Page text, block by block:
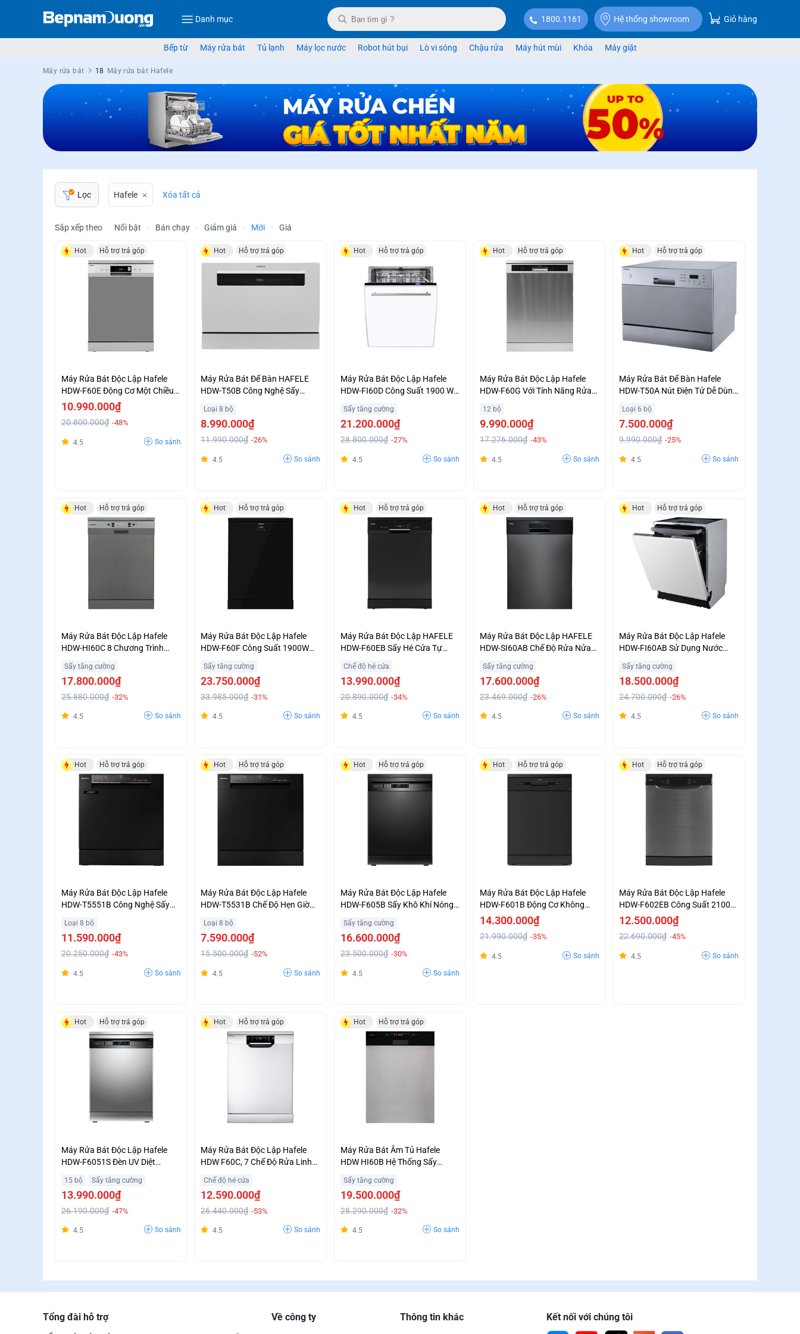
Danh mục 1800.1161 Hệ thống showroom Giỏ hàng
Bếp từ Máy rửa bát Tủ lạnh Máy lọc nước Robot hút bụi Lò vi sóng Chậu rửa Máy hút mùi Khóa Máy giặt
Máy rửa bát 18 Máy rửa bát Hafele
Lọc Hafele Xóa tất cả
Sắp xếp theo Nổi bật Bán chạy Giảm giá Mới Giá
Hot Hỗ trợ trả góp
Máy Rửa Bát Độc Lập Hafele
HDW-F60E Động Cơ Một Chiều
Không Chổi Than Tiết Kiệm
Năng Lượng Giá Tốt
10.990.000₫
20.800.000₫ -48%
4.5 So sánh
Hot Hỗ trợ trả góp
Máy Rửa Bát Để Bàn HAFELE
HDW-T50B Công Nghệ Sấy
Khuyến Mại Đặc Biệt
Loại 8 bộ
8.990.000₫
11.990.000₫ -26%
4.5 So sánh
Hot Hỗ trợ trả góp
Máy Rửa Bát Độc Lập Hafele
HDW-FI60D Công Suất 1900 W
Sấy tăng cường
21.200.000₫
28.800.000₫ -27%
4.5 So sánh
Hot Hỗ trợ trả góp
Máy Rửa Bát Độc Lập Hafele
HDW-F60G Với Tính Năng Rửa
12 bộ
9.990.000₫
17.276.000₫ -43%
4.5 So sánh
Hot Hỗ trợ trả góp
Máy Rửa Bát Để Bàn Hafele
HDW-T50A Nút Điện Tử Dễ Dùng
Loại 6 bộ
7.500.000₫
9.990.000₫ -25%
4.5 So sánh
Hot Hỗ trợ trả góp
Máy Rửa Bát Độc Lập Hafele
HDW-HI60C 8 Chương Trình
Sấy tăng cường
17.800.000₫
25.880.000₫ -32%
4.5 So sánh
Hot Hỗ trợ trả góp
Máy Rửa Bát Độc Lập Hafele
HDW-F60F Công Suất 1900W
Sấy tăng cường
23.750.000₫
33.985.000₫ -31%
4.5 So sánh
Hot Hỗ trợ trả góp
Máy Rửa Bát Độc Lập HAFELE
HDW-F60EB Sấy Hé Cửa Tự
Chế độ hé cửa
13.990.000₫
20.890.000₫ -34%
4.5 So sánh
Hot Hỗ trợ trả góp
Máy Rửa Bát Độc Lập HAFELE
HDW-SI60AB Chế Độ Rửa Nửa
Sấy tăng cường
17.600.000₫
23.469.000₫ -26%
4.5 So sánh
Hot Hỗ trợ trả góp
Máy Rửa Bát Độc Lập Hafele
HDW-FI60AB Sử Dụng Nước
Sấy tăng cường
18.500.000₫
24.700.000₫ -26%
4.5 So sánh
Hot Hỗ trợ trả góp
Máy Rửa Bát Độc Lập Hafele
HDW-T5551B Công Nghệ Sấy
0%
Loại 8 bộ
11.590.000₫
20.250.000₫ -43%
4.5 So sánh
Hot Hỗ trợ trả góp
Máy Rửa Bát Độc Lập Hafele
HDW-T5531B Chế Độ Hẹn Giờ
Loại 8 bộ
7.590.000₫
15.500.000₫ -52%
4.5 So sánh
Hot Hỗ trợ trả góp
Máy Rửa Bát Độc Lập Hafele
HDW-F605B Sấy Khô Khí Nóng
Biệt
Sấy tăng cường
16.600.000₫
23.500.000₫ -30%
4.5 So sánh
Hot Hỗ trợ trả góp
Máy Rửa Bát Độc Lập Hafele
HDW-F601B Động Cơ Không
Chổi Than Tiết Kiệm Năng
Lượng Giá Ưu Đãi
14.300.000₫
21.990.000₫ -35%
4.5 So sánh
Hot Hỗ trợ trả góp
Máy Rửa Bát Độc Lập Hafele
HDW-F602EB Công Suất 2100W
Giá Không Tưởng
12.500.000₫
22.690.000₫ -45%
4.5 So sánh
Hot Hỗ trợ trả góp
Máy Rửa Bát Độc Lập Hafele
HDW-F6051S Đèn UV Diệt
15 bộ Sấy tăng cường
13.990.000₫
26.190.000₫ -47%
4.5 So sánh
Hot Hỗ trợ trả góp
Máy Rửa Bát Độc Lập Hafele
HDW F60C, 7 Chế Độ Rửa Linh
Chế độ hé cửa
12.590.000₫
26.440.000₫ -53%
4.5 So sánh
Hot Hỗ trợ trả góp
Máy Rửa Bát Âm Tủ Hafele
HDW HI60B Hệ Thống Sấy
Giá Ưu Đãi
Sấy tăng cường
19.500.000₫
28.290.000₫ -32%
4.5 So sánh
Tổng đài hỗ trợ Về công ty Thông tin khác Kết nối với chúng tôi